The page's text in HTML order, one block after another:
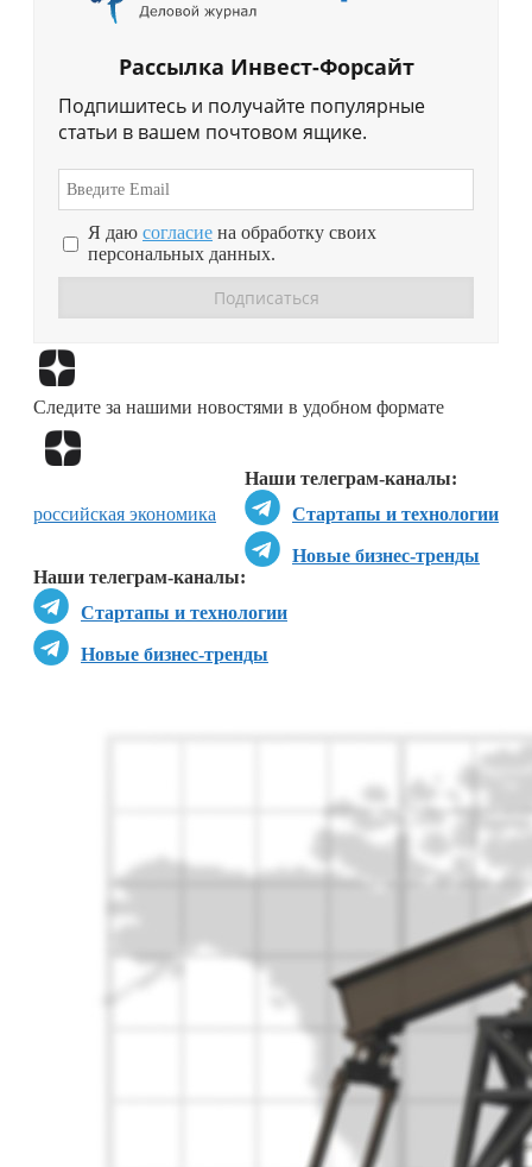
Рассылка Инвест-Форсайт
Подпишитесь и получайте популярные
статьи в вашем почтовом ящике.
Я даю согласие на обработку своих
персональных данных.
Следите за нашими новостями в удобном формате
Наши телеграм-каналы:
Стартапы и технологии
Новые бизнес-тренды
Наши телеграм-каналы:
Стартапы и технологии
Новые бизнес-тренды
российская экономика